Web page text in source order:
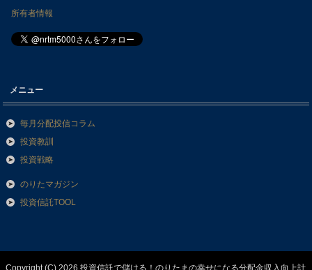
所有者情報
メニュー
毎月分配投信コラム
投資教訓
投資戦略
のりたマガジン
投資信託TOOL
Copyright (C) 2026 投資信託で儲ける！のりたまの幸せになる分配金収入向上計